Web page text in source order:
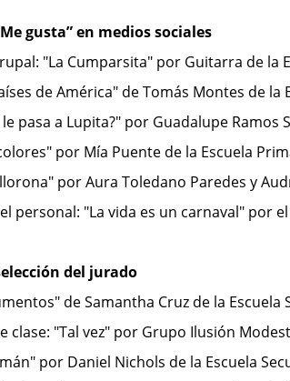
gusta” en medios sociales
"La Cumparsita" por Guitarra de la
de América" de Tomás Montes de la
le pasa a Lupita?" por Guadalupe Ramos
por Mía Puente de la Escuela
por Aura Toledano Paredes y
personal: "La vida es un carnaval" por
del jurado
de Samantha Cruz de la Escuela
clase: "Tal vez" por Grupo Ilusión
por Daniel Nichols de la Escuela